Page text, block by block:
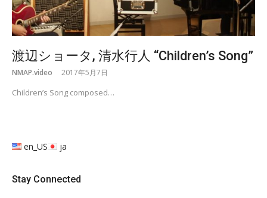
渡辺ショータ, 清水行人 “Children’s Song”
NMAP.video 2017年5月7日
Children’s Song composed…
en_US ja
Stay Connected